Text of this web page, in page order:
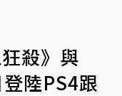
殺》與
陸PS4跟